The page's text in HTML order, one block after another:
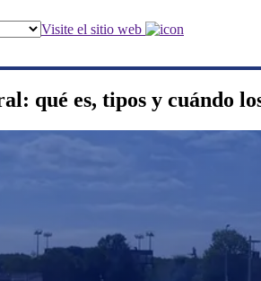
Visite el sitio web
qué es, tipos y cuándo